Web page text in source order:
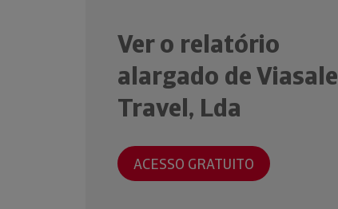
Ver o relatório
alargado de Viasale
Travel, Lda
ACESSO GRATUITO